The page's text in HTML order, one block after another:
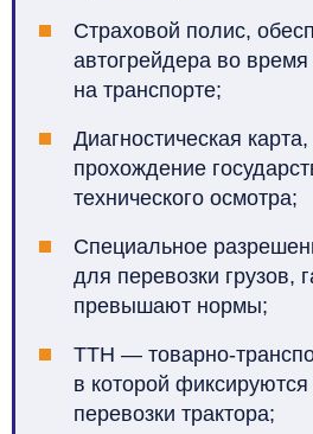
Страховой полис,
автогрейдера во время
на транспорте;
Диагностическая
прохождение
технического осмотра;
Специальное
для перевозки грузов,
превышают нормы;
ТТН — товарно-
в которой
перевозки трактора;